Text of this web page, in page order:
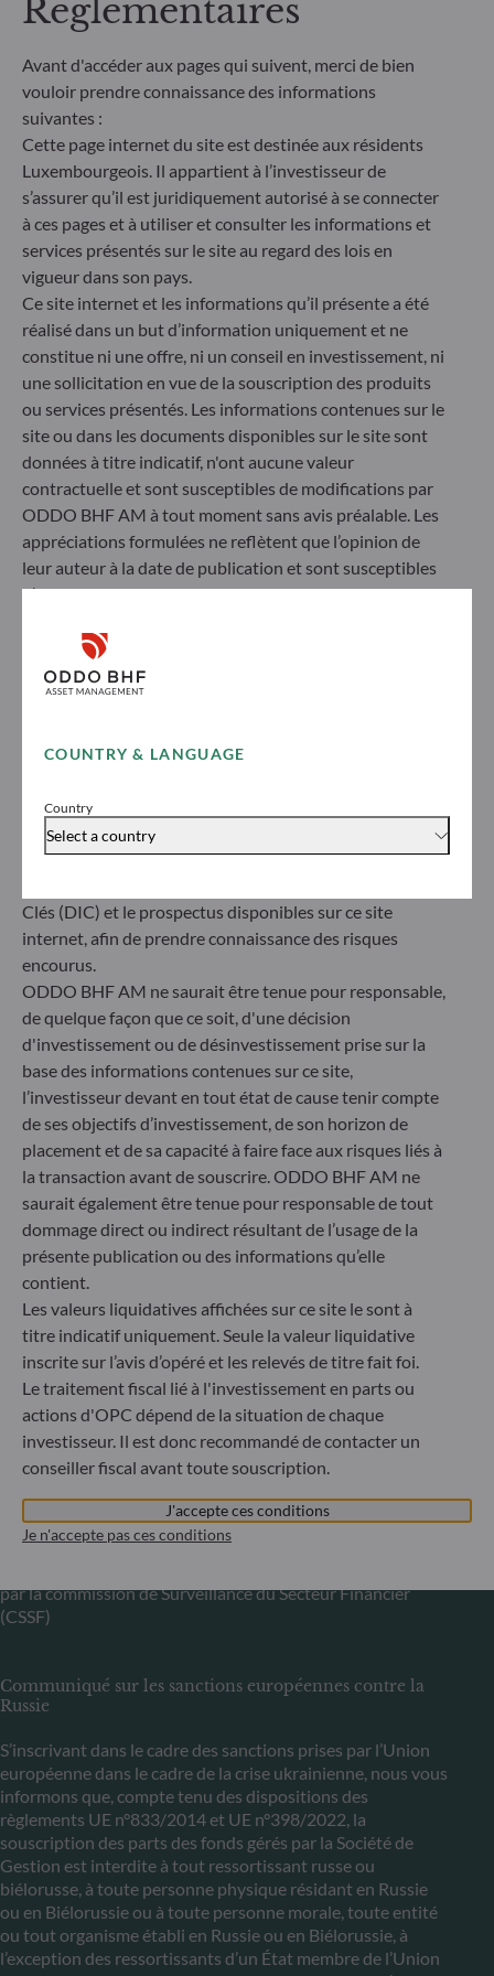
COUNTRY & LANGUAGE
Country
Select a country
profil de durabilité des fonds transparent, plus
comparable et davantage compréhensible par les
investisseurs finaux. Article 6 : L'équipe de gestion
ne prend pas en compte les risques de durabilité ou
les effets négatifs des décisions d'investissement
sur les facteurs de durabilité dans le processus de
décision d'investissement. Article 8 : L'équipe de
gestion traite les risques de durabilité en intégrant
des critères ESG (Environnement et/ou Social et/ou
Gouvernance) dans son processus de décision
d'investissement. Article 9 : L'équipe de gestion suit
un objectif d'investissement durable strict qui
contribue de manière significative aux défis de la
transition écologique, et traite les risques de
durabilité par le biais de notations fournies par le
fournisseur externe de données ESG de la société
de gestion
France
+33 1 44 51 80 28
Marchés Financiers sous le numéro GP99011
* Entité responsable du site internet
ODDO BHF Asset Management GmbH
Herzogstraße 15
40217 Düsseldorf
Allemagne
Gallusanlage 8
60329 Frankfurt am Main
Allemagne
+49 (0) 69 920 50 0
Société de Gestion de Portefeuille agréée par la
Bundesanstalt für Finanzdienstleistungsaufsicht (« BaFin »)
Enregistrement commercial : HRB 11971 tribunal local de
Düsseldorf
ODDO BHF Asset Management LUX
6, rue Gabriel Lippmann
L-5365 Munsbach
+352 45 76 76 245
Enregistré au registre du commerce et des sociétés de
par la commission de Surveillance du Secteur Financier
(CSSF)
Communiqué sur les sanctions européennes contre la
Russie
S’inscrivant dans le cadre des sanctions prises par l’Union
européenne dans le cadre de la crise ukrainienne, nous vous
informons que, compte tenu des dispositions des
règlements UE n°833/2014 et UE n°398/2022, la
souscription des parts des fonds gérés par la Société de
Gestion est interdite à tout ressortissant russe ou
biélorusse, à toute personne physique résidant en Russie
ou en Biélorussie ou à toute personne morale, toute entité
ou tout organisme établi en Russie ou en Biélorussie, à
l’exception des ressortissants d’un État membre de l’Union
Réglementaires
Avant d'accéder aux pages qui suivent, merci de bien
vouloir prendre connaissance des informations
suivantes :
Cette page internet du site est destinée aux résidents
Luxembourgeois. Il appartient à l’investisseur de
s’assurer qu’il est juridiquement autorisé à se connecter
à ces pages et à utiliser et consulter les informations et
services présentés sur le site au regard des lois en
vigueur dans son pays.
Ce site internet et les informations qu’il présente a été
réalisé dans un but d’information uniquement et ne
constitue ni une offre, ni un conseil en investissement, ni
une sollicitation en vue de la souscription des produits
ou services présentés. Les informations contenues sur le
site ou dans les documents disponibles sur le site sont
données à titre indicatif, n'ont aucune valeur
contractuelle et sont susceptibles de modifications par
ODDO BHF AM à tout moment sans avis préalable. Les
appréciations formulées ne reflètent que l’opinion de
leur auteur à la date de publication et sont susceptibles
d’évoluer ultérieurement.
Placement Collectif (« OPC ») référencés ci-après
présentent tous un risque de perte du capital investi, la
valeur liquidative des OPC pouvant varier à la hausse
L’investisseur peut ne pas récupérer le capital investi. La
inconnu
Avant de souscrire dans un OPC, l’investisseur est invité
à contacter un conseiller en investissement et doit
Clés (DIC) et le prospectus disponibles sur ce site
internet, afin de prendre connaissance des risques
encourus.
ODDO BHF AM ne saurait être tenue pour responsable,
de quelque façon que ce soit, d'une décision
d'investissement ou de désinvestissement prise sur la
base des informations contenues sur ce site,
l’investisseur devant en tout état de cause tenir compte
de ses objectifs d’investissement, de son horizon de
placement et de sa capacité à faire face aux risques liés à
la transaction avant de souscrire. ODDO BHF AM ne
saurait également être tenue pour responsable de tout
dommage direct ou indirect résultant de l’usage de la
présente publication ou des informations qu’elle
contient.
Les valeurs liquidatives affichées sur ce site le sont à
titre indicatif uniquement. Seule la valeur liquidative
inscrite sur l’avis d’opéré et les relevés de titre fait foi.
Le traitement fiscal lié à l'investissement en parts ou
actions d'OPC dépend de la situation de chaque
investisseur. Il est donc recommandé de contacter un
conseiller fiscal avant toute souscription.
J'accepte ces conditions
Je n'accepte pas ces conditions